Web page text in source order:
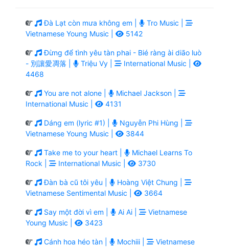
Đà Lạt còn mưa không em |
Tro Music |
Vietnamese Young Music |
5142
Đừng để tình yêu tàn phai - Bié ràng ài diāo luò
- 別讓愛凋落 |
Triệu Vy |
International Music |
4468
You are not alone |
Michael Jackson |
International Music |
4131
Dáng em (lyric #1) |
Nguyễn Phi Hùng |
Vietnamese Young Music |
3844
Take me to your heart |
Michael Learns To
Rock |
International Music | 3730
Đàn bà cũ tôi yêu |
Hoàng Việt Chung |
Vietnamese Sentimental Music |
3664
Say một đời vì em | Ai Ai |
Vietnamese
Young Music |
3423
Cánh hoa héo tàn | Mochiii |
Vietnamese